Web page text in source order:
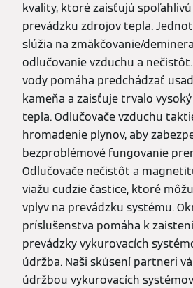
kvality, ktoré zaisťujú
prevádzku zdrojov tepla.
slúžia na zmäkčovanie/
odlučovanie vzduchu a
vody pomáha predchádzať
kameňa a zaisťuje trvalo
tepla. Odlučovače vzduchu
hromadenie plynov, aby
bezproblémové fungovanie
Odlučovače nečistôt a
viažu cudzie častice, ktoré
vplyv na prevádzku systému.
príslušenstva pomáha k
prevádzky vykurovacích
údržba. Naši skúsení partneri
údržbou vykurovacích